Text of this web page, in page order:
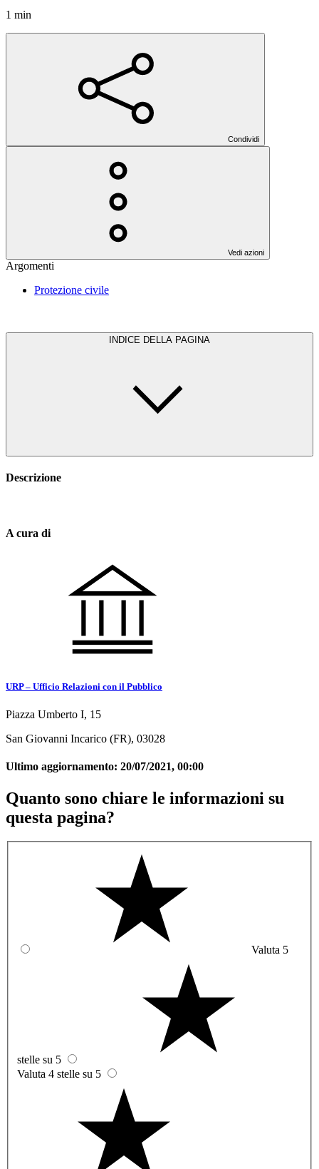
1 min
Condividi
Vedi azioni
Argomenti
Protezione civile
INDICE DELLA PAGINA
Descrizione
A cura di
URP – Ufficio Relazioni con il Pubblico
Piazza Umberto I, 15
San Giovanni Incarico (FR), 03028
Ultimo aggiornamento: 20/07/2021, 00:00
Quanto sono chiare le informazioni su
questa pagina?
Valuta 5
stelle su 5
Valuta 4 stelle su 5